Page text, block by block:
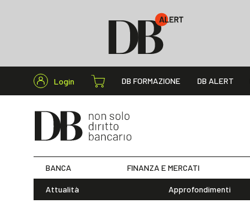
Login DB FORMAZIONE DB ALERT
BANCA FINANZA E MERCATI
Attualità Approfondimenti